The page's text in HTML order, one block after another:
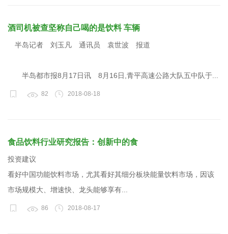
酒司机被查坚称自己喝的是饮料 车辆
半岛记者 刘玉凡 通讯员 袁世波 报道
半岛都市报8月17日讯 8月16日,青平高速公路大队五中队于...
82 2018-08-18
食品饮料行业研究报告：创新中的食
投资建议
看好中国功能饮料市场，尤其看好其细分板块能量饮料市场，因该
市场规模大、增速快、龙头能够享有...
86 2018-08-17